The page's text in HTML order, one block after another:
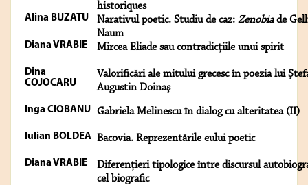
historiques
Alina BUZATU Narativul poetic. Studiu de caz: Zenobiade
Naum
Diana VRABIE Mircea Eliade sau contradicţiile unui spirit
Dina
COJOCARU
Valorificări ale mitului grecesc în poezia lui
Augustin Doinaş
Inga CIOBANU Gabriela Melinescu în dialog cu alteritatea (II)
Iulian BOLDEA Bacovia. Reprezentările eului poetic
Diana VRABIE
Diferenţieri tipologice între discursul
cel biografic